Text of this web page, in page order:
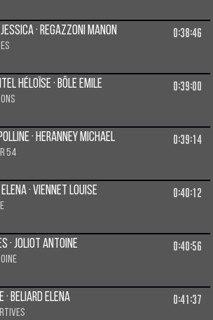
· Regazzoni Manon 0:38:46
Héloïse · Bôle Emile 0:39:00
· Heranney Michael
54
0:39:14
· Viennet Louise 0:40:12
· Joliot Antoine 0:40:56
· Beliard Elena 0:41:37